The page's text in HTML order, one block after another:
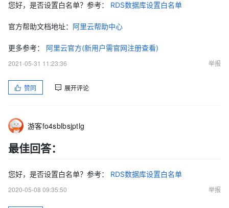
您好，是否设置白名单？参考： RDS数据库设置白名单
官方帮助文档地址： 阿里云帮助中心
更多参考： 阿里云官方(新用户需官网注册查看)
2021-05-31 11:23:36
举报
赞同 展开评论
游客fo4sblbsjptlg
最佳回答：
您好，是否设置白名单？参考： RDS数据库设置白名单
2020-05-08 09:35:50
举报